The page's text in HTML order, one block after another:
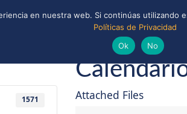
CONVENIOS Y ALIANZAS
BIBLIOTECA
Guías y Scouts de Chile
1571 Attached Files
en nuestra web. Si continúas
Políticas de Privacidad
Ok
No